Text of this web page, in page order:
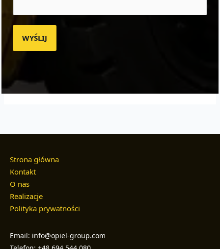
WYŚLIJ
Strona główna
Kontakt
O nas
Realizacje
Polityka prywatności
Email: info@opiel-group.com